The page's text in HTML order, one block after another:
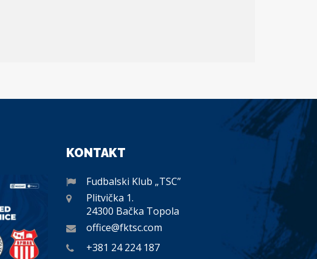
KONTAKT
Fudbalski Klub „TSC”
Plitvička 1.
24300 Bačka Topola
office@fktsc.com
+381 24 224 187